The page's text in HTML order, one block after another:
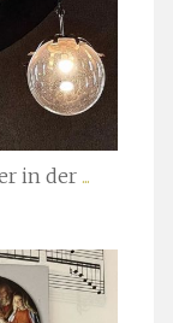
in der ...